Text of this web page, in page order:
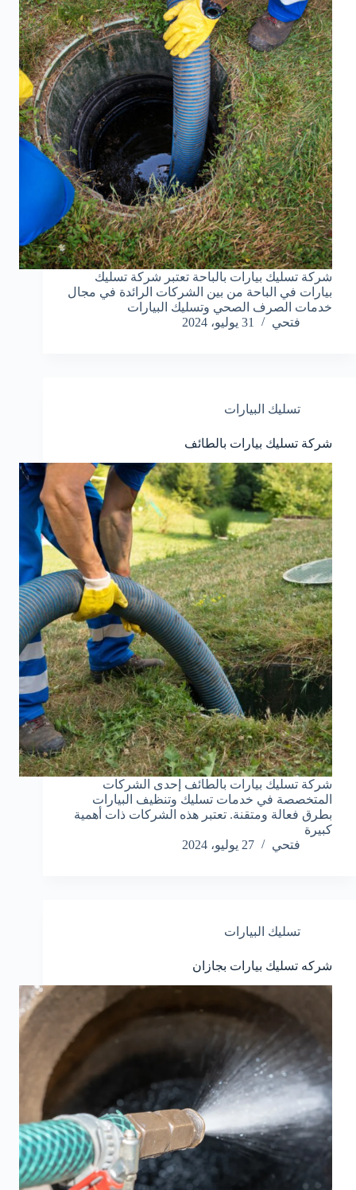
شركة تسليك بيارات بالباحة تعتبر شركة تسليك
بيارات في الباحة من بين الشركات الرائدة في مجال
خدمات الصرف الصحي وتسليك البيارات
فتحي
31 يوليو، 2024
تسليك البيارات
شركة تسليك بيارات بالطائف
شركة تسليك بيارات بالطائف إحدى الشركات
المتخصصة في خدمات تسليك وتنظيف البيارات
بطرق فعالة ومتقنة. تعتبر هذه الشركات ذات أهمية
كبيرة
فتحي
27 يوليو، 2024
تسليك البيارات
شركه تسليك بيارات بجازان